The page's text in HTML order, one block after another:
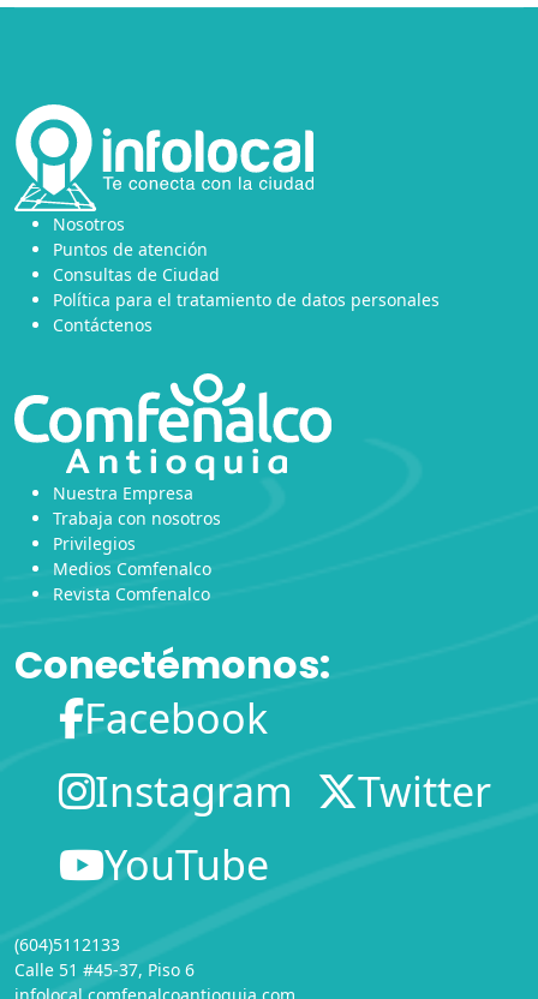
Nosotros
Puntos de atención
Consultas de Ciudad
Política para el tratamiento de datos personales
Contáctenos
Nuestra Empresa
Trabaja con nosotros
Privilegios
Medios Comfenalco
Revista Comfenalco
Conectémonos:
Facebook
Instagram
Twitter
YouTube
(604)5112133
Calle 51 #45-37, Piso 6